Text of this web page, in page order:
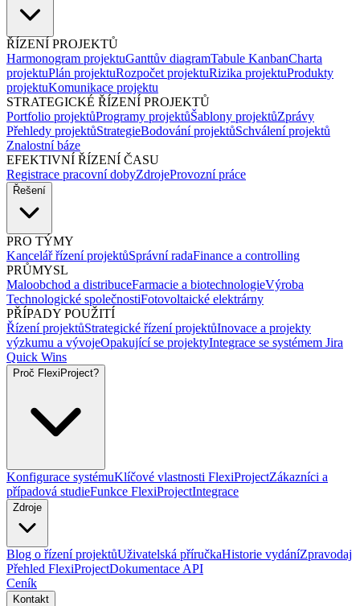
ŘÍZENÍ PROJEKTŮ
Harmonogram projektuGanttův diagramTabule KanbanCharta
projektuPlán projektuRozpočet projektuRizika projektuProdukty
projektuKomunikace projektu
STRATEGICKÉ ŘÍZENÍ PROJEKTŮ
Portfolio projektůProgramy projektůŠablony projektůZprávy
Přehledy projektůStrategieBodování projektůSchválení projektů
Znalostní báze
EFEKTIVNÍ ŘÍZENÍ ČASU
Registrace pracovní dobyZdrojeProvozní práce
Řešení
PRO TÝMY
Kancelář řízení projektůSprávní radaFinance a controlling
PRŮMYSL
Maloobchod a distribuceFarmacie a biotechnologieVýroba
Technologické společnostiFotovoltaické elektrárny
PŘÍPADY POUŽITÍ
Řízení projektůStrategické řízení projektůInovace a projekty
výzkumu a vývojeOpakující se projektyIntegrace se systémem Jira
Quick Wins
Proč FlexiProject?
Konfigurace systémuKlíčové vlastnosti FlexiProjectZákazníci a
případová studieFunkce FlexiProjectIntegrace
Zdroje
Blog o řízení projektůUživatelská příručkaHistorie vydáníZpravodaj
Přehled FlexiProjectDokumentace API
Ceník
Kontakt